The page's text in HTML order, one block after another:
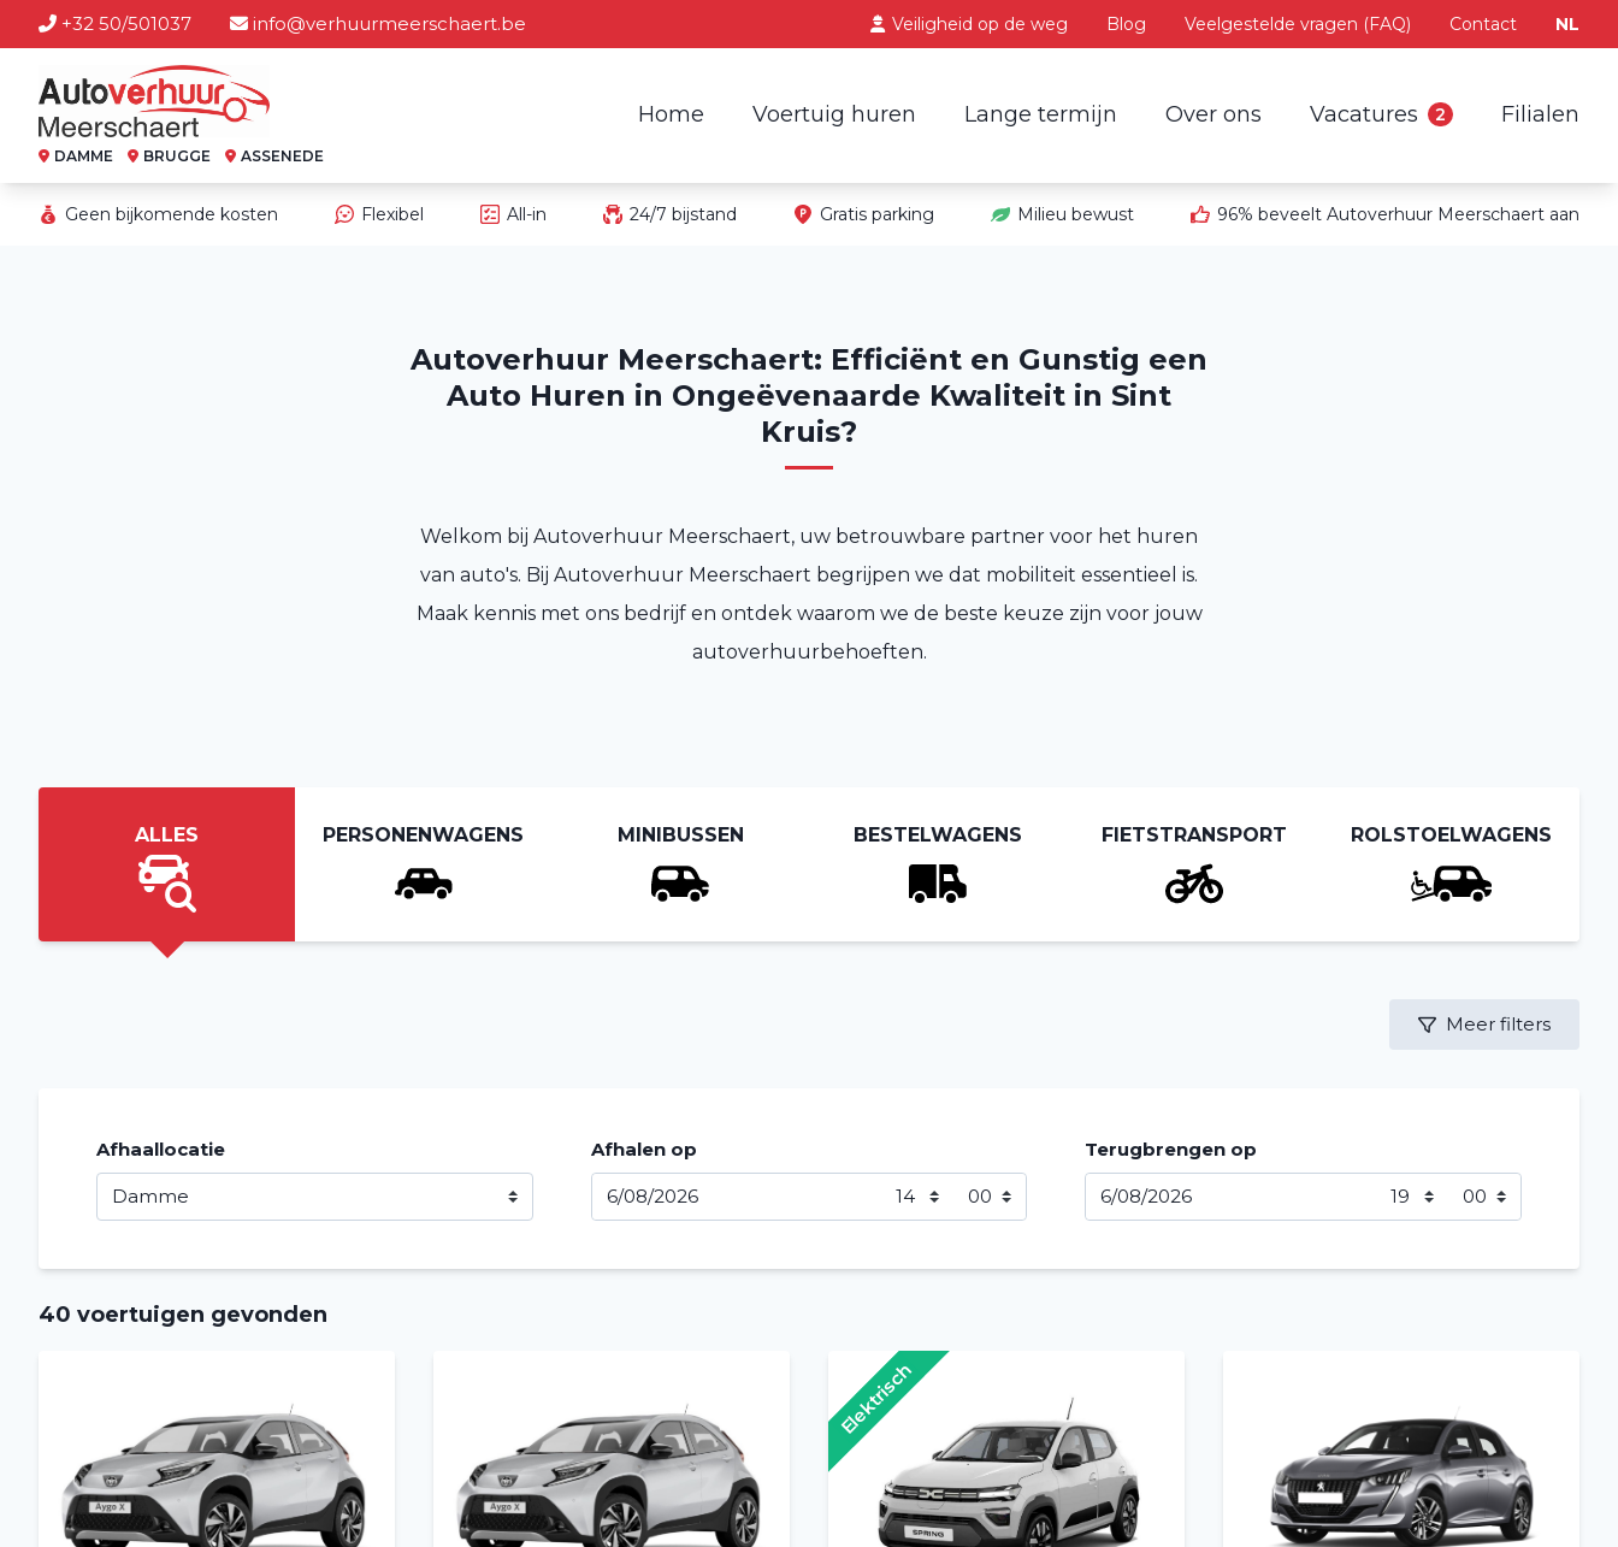
+32 50/501037 info@verhuurmeerschaert.be Veiligheid op de weg Blog Veelgestelde vragen (FAQ) Contact NL
DAMME BRUGGE ASSENEDE
Home Voertuig huren Lange termijn Over ons Vacatures 2 Filialen
Geen bijkomende kosten Flexibel All-in 24/7 bijstand Gratis parking Milieu bewust 96% beveelt Autoverhuur Meerschaert aan
Autoverhuur Meerschaert: Efficiënt en Gunstig een
Auto Huren in Ongeëvenaarde Kwaliteit in Sint
Kruis?
Welkom bij Autoverhuur Meerschaert, uw betrouwbare partner voor het huren
van auto's. Bij Autoverhuur Meerschaert begrijpen we dat mobiliteit essentieel is.
Maak kennis met ons bedrijf en ontdek waarom we de beste keuze zijn voor jouw
autoverhuurbehoeften.
ALLES PERSONENWAGENS MINIBUSSEN BESTELWAGENS FIETSTRANSPORT ROLSTOELWAGENS
Meer filters
Afhaallocatie Afhalen op Terugbrengen op
40 voertuigen gevonden
Elektrisch